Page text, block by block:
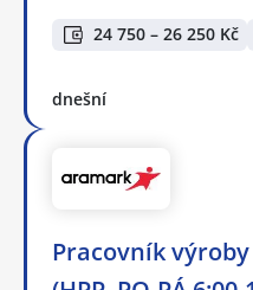
24 750 – 26 250 Kč
dnešní
Pracovník